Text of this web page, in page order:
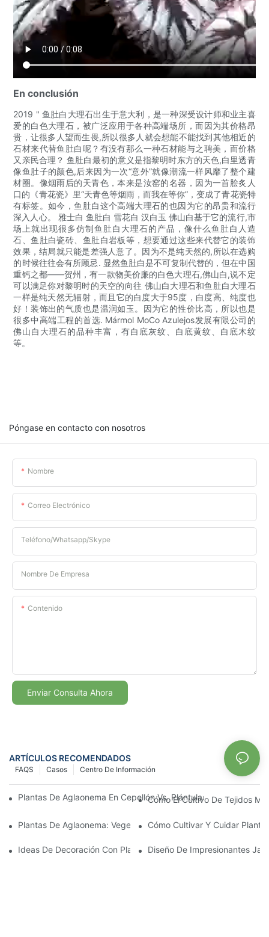
En conclusión
2019 " 鱼肚白大理石出生于意大利，是一种深受设计师和业主喜
爱的白色大理石，被广泛应用于各种高端场所，而因为其价格昂
贵，让很多人望而生畏,所以很多人就会想能不能找到其他相近的
石材来代替鱼肚白呢？有没有那么一种石材能与之聘美，而价格
又亲民合理？ 鱼肚白最初的意义是指黎明时东方的天色,白里透青
像鱼肚子的颜色,后来因为一次“意外”就像潮流一样风靡了整个建
材圈。像烟雨后的天青色，本来是汝窑的名器，因为一首脍炙人
口的《青花瓷》里“天青色等烟雨，而我在等你”，变成了青花瓷特
有标签。如今，鱼肚白这个高端大理石的也因为它的昂贵和流行
深入人心。 雅士白 鱼肚白 雪花白 汉白玉 佛山白基于它的流行,市
场上就出现很多仿制鱼肚白大理石的产品，像什么鱼肚白人造
石、鱼肚白瓷砖、鱼肚白岩板等，想要通过这些来代替它的装饰
效果，结局就只能是差强人意了。因为不是纯天然的,所以在选购
的时候往往会有所顾忌. 显然鱼肚白是不可复制代替的，但在中国
重钙之都——贺州，有一款物美价廉的白色大理石,佛山白,说不定
可以满足你对黎明时的天空的向往 佛山白大理石和鱼肚白大理石
一样是纯天然无辐射，而且它的白度大于95度，白度高、纯度也
好！装饰出的气质也是温润如玉。因为它的性价比高，所以也是
很多中高端工程的首选. Mármol MoCo Azulejos发展有限公司的
佛山白大理石的品种丰富，有白底灰纹、白底黄纹、白底木纹
等。
Póngase en contacto con nosotros
Nombre
Correo Electrónico
Teléfono/whatsapp/skype
Nombre De Empresa
Contenido
Enviar Consulta Ahora
ARTÍCULOS RECOMENDADOS
Centro De Información
Casos
FAQS
Plantas De Aglaonema En Cepellón Vs. Plántulas: ¿Qué Planta
Cómo El Cultivo De Tejidos
Plantas De Aglaonema: Vegetación Hermosa Y De Fácil
Cómo Cultivar Y Cuidar
Ideas De Decoración Con Plantas De Aglaonema: Formas
Diseño De Impresionantes